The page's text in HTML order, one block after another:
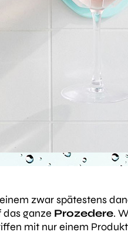
zwar spätestens
ganze Prozedere.
mit nur einem